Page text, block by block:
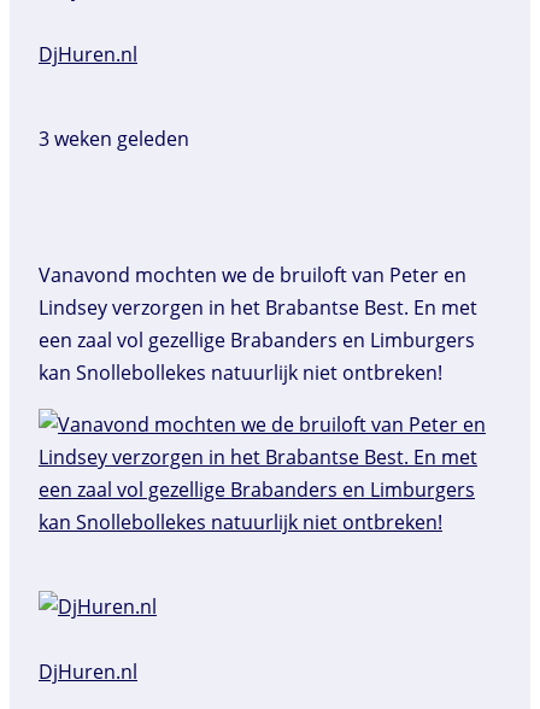
DjHuren.nl️
3 weken geleden
Vanavond mochten we de bruiloft van Peter en
Lindsey verzorgen in het Brabantse Best. En met
een zaal vol gezellige Brabanders en Limburgers
kan Snollebollekes natuurlijk niet ontbreken!
DjHuren.nl️